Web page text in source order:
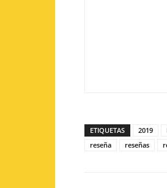
ETIQUETAS 2019
reseña
reseñas